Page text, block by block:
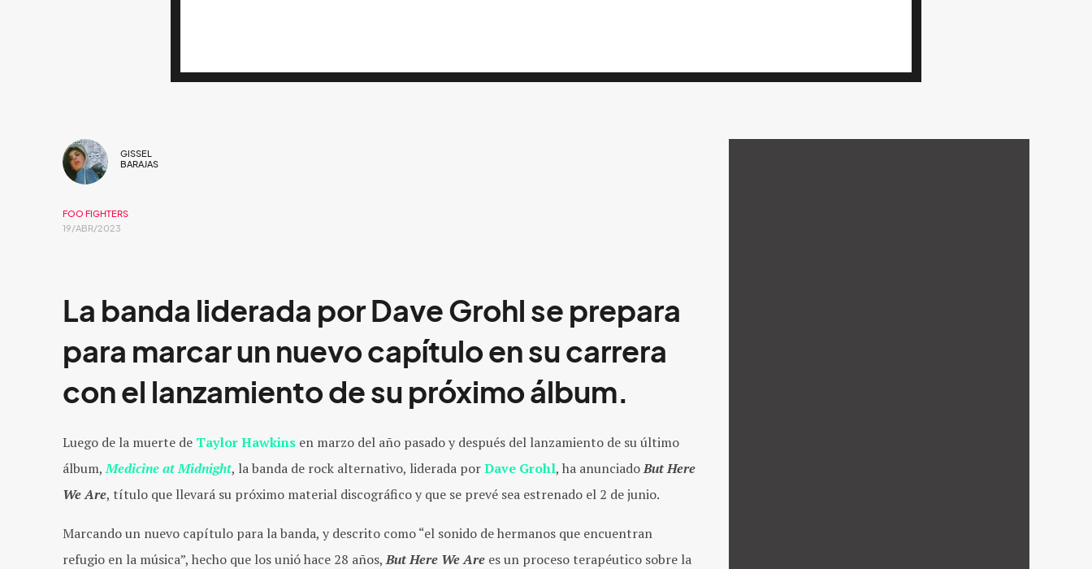
GISSEL
BARAJAS
FOO FIGHTERS
19/ABR/2023
La banda liderada por Dave Grohl se prepara
para marcar un nuevo capítulo en su carrera
con el lanzamiento de su próximo álbum.
Luego de la muerte de Taylor Hawkins en marzo del año pasado y después del lanzamiento de su último
álbum,Medicine at Midnight, la banda de rock alternativo, liderada porDave Grohl, ha anunciadoBut Here
We Are, título que llevará su próximo material discográfico y que se prevé sea estrenado el 2 de junio.
Marcando un nuevo capítulo para la banda, y descrito como “el sonido de hermanos que encuentran
refugio en la música”, hecho que los unió hace 28 años,But Here We Are es un proceso terapéutico sobre la